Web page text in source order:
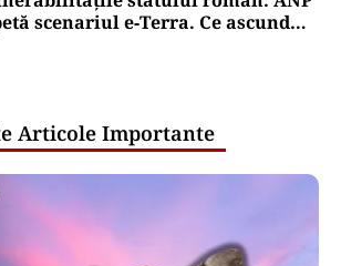
scenariul e‑Terra. Ce ascund
Articole Importante